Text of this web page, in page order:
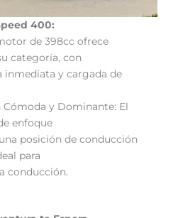
400:
de 398cc ofrece
categoría, con
inmediata y cargada de
y Dominante: El
enfoque
posición de conducción
para
conducción.